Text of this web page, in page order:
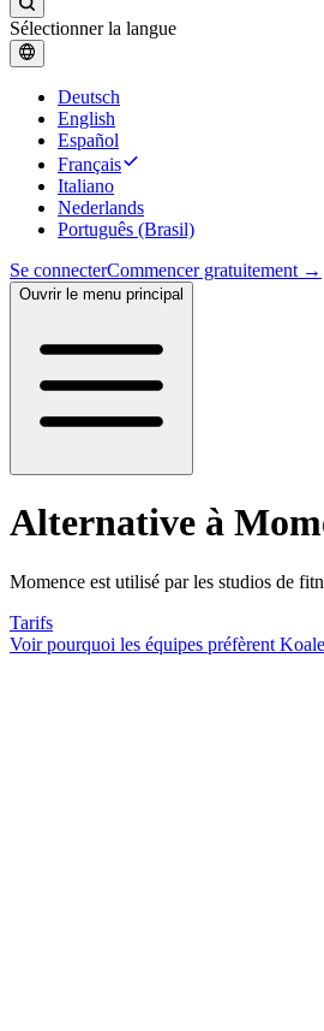
Sélectionner la langue
Deutsch
English
Español
Français
Italiano
Nederlands
Português (Brasil)
Se connecterCommencer gratuitement →
Ouvrir le menu principal
Alternative à
Momence est utilisé par les studios de
Tarifs
Voir pourquoi les équipes préfèrent